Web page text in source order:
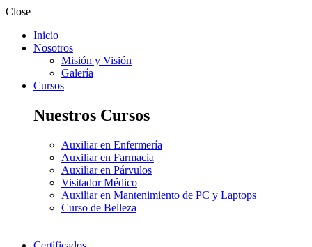
Close
Inicio
Nosotros
Misión y Visión
Galería
Cursos
Nuestros Cursos
Auxiliar en Enfermería
Auxiliar en Farmacia
Auxiliar en Párvulos
Visitador Médico
Auxiliar en Mantenimiento de PC y Laptops
Curso de Belleza